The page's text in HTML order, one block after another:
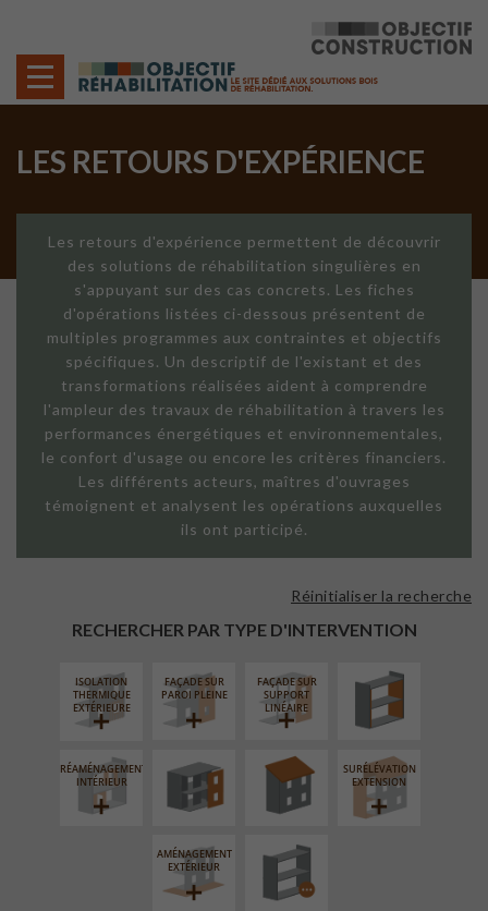
LES RETOURS D'EXPÉRIENCE
Les retours d'expérience permettent de découvrir
des solutions de réhabilitation singulières en
s'appuyant sur des cas concrets. Les fiches
d'opérations listées ci-dessous présentent de
multiples programmes aux contraintes et objectifs
spécifiques. Un descriptif de l'existant et des
transformations réalisées aident à comprendre
l'ampleur des travaux de réhabilitation à travers les
performances énergétiques et environnementales,
le confort d'usage ou encore les critères financiers.
Les différents acteurs, maîtres d'ouvrages
témoignent et analysent les opérations auxquelles
ils ont participé.
RECHERCHER PAR TYPE D'INTERVENTION
Réinitialiser la recherche
ISOLATION
THERMIQUE
EXTÉRIEURE
FAÇADE SUR
PAROI PLEINE
FAÇADE SUR
SUPPORT
LINÉAIRE
ISOLATION
INTÉRIEURE
RÉAMÉNAGEMENT
INTÉRIEUR
FERMETURE
LOGGIAS
RÉFECTION DES
TOITURES
SURÉLÉVATION
EXTENSION
AMÉNAGEMENT
EXTÉRIEUR
PROCÉDÉ
PARTICULIER